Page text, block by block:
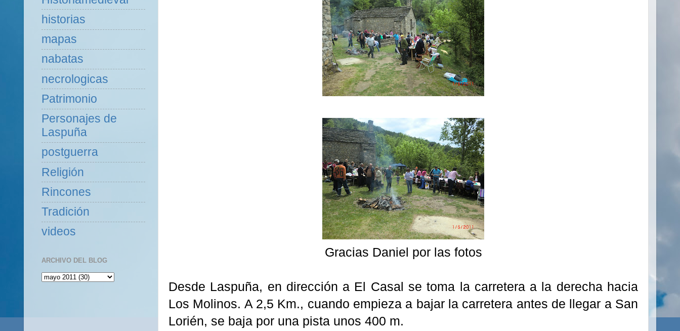
Gracias Daniel por las fotos
Desde Laspuña, en dirección a El Casal se toma la carretera a la derecha hacia
Los Molinos. A 2,5 Km., cuando empieza a bajar la carretera antes de llegar a San
Lorién, se baja por una pista unos 400 m.
historias
mapas
nabatas
necrologicas
Patrimonio
Personajes de
Laspuña
postguerra
Religión
Rincones
Tradición
videos
ARCHIVO DEL BLOG